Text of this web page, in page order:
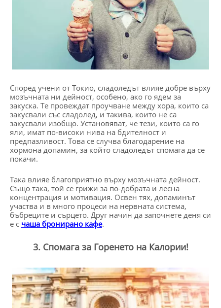
Според учени от Токио, сладоледът влияе добре върху
мозъчната ни дейност, особено, ако го ядем за
закуска. Те провеждат проучване между хора, които са
закусвали със сладолед, и такива, които не са
закусвали изобщо. Установяват, че тези, които са го
яли, имат по-високи нива на бдителност и
предпазливост. Това се случва благодарение на
хормона допамин, за който сладоледът спомага да се
покачи.
Така влияе благоприятно върху мозъчната дейност.
Също така, той се грижи за по-добрата и лесна
концентрация и мотивация. Освен тях, допаминът
участва и в много процеси на нервната система,
бъбреците и сърцето. Друг начин да започнете деня си
е с чаша бронирано кафе.
3. Спомага за Горенето на Калории!